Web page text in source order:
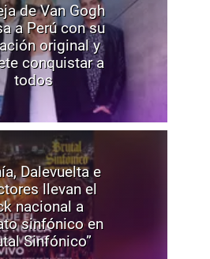
de Van Gogh
a Perú con su
original y
conquistar a
todos
Dalevuelta e
llevan el
nacional a
sinfónico en
Sinfónico”